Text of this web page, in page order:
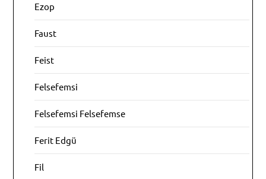
Ezop
Faust
Feist
Felsefemsi
Felsefemsi Felsefemse
Ferit Edgü
Fil